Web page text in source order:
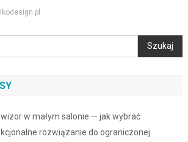
Szukaj
w małym salonie — jak wybrać
rozwiązanie do ograniczonej